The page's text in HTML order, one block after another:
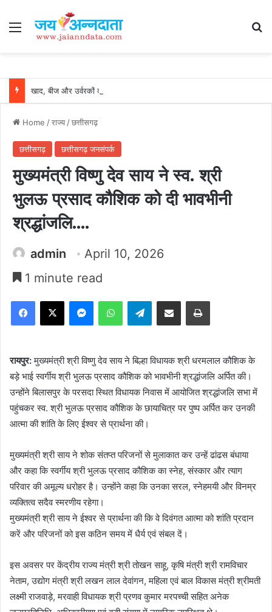
Menu
Home /राज्य/छत्तीसगढ़
छत्तीसगढ़ छत्तीसगढ़ जनसंपर्क
मुख्यमंत्री विष्णु देव साय ने स्व. श्री
भुलऊ प्रसाद कौशिक को दी भावभीनी
श्रद्धांजलि….
admin
April 10, 2026
1 minute read
Facebook
X MessengerWhatsAppTelegramShare via Email Print
रायपुर:मुख्यमंत्री श्री विष्णु देव साय ने बिल्हा विधायक श्री धरमलाल कौशिक के
बड़े भाई स्वर्गीय श्री भुलऊ प्रसाद कौशिक को भावभीनी श्रद्धांजलि अर्पित की।
उन्होंने बिलासपुर के परसदा स्थित विधायक निवास में आयोजित श्रद्धांजलि सभा में
पहुंचकर स्व. श्री भुलऊ प्रसाद कौशिक के छायाचित्र पर पुष्प अर्पित कर उनकी
आत्मा की शांति के लिए ईश्वर से प्रार्थना की।
मुख्यमंत्री श्री साय ने शोक संतप्त परिजनों से मुलाकात कर उन्हें ढांढस बंधाया
और कहा कि स्वर्गीय श्री भुलऊ प्रसाद कौशिक का स्नेह, संस्कार और त्याग
परिवार की अमूल्य धरोहर है। उन्होंने कहा कि उनका सरल, स्नेहमयी और विनम्र
व्यक्तित्व सदैव स्मरणीय रहेगा।
मुख्यमंत्री श्री साय ने ईश्वर से प्रार्थना की कि वे दिवंगत आत्मा को शांति प्रदान
करें और परिजनों को इस कठिन समय में धैर्य एवं संबल दें।
इस अवसर पर केंद्रीय राज्य मंत्री श्री तोखन साहू, कृषि मंत्री श्री रामविचार
नेताम, उद्योग मंत्री श्री लखन लाल देवांगन, महिला एवं बाल विकास मंत्री श्रीमती
लक्ष्मी राजवाड़े, मरवाही विधायक श्री प्रणव कुमार मरपच्ची सहित अनेक